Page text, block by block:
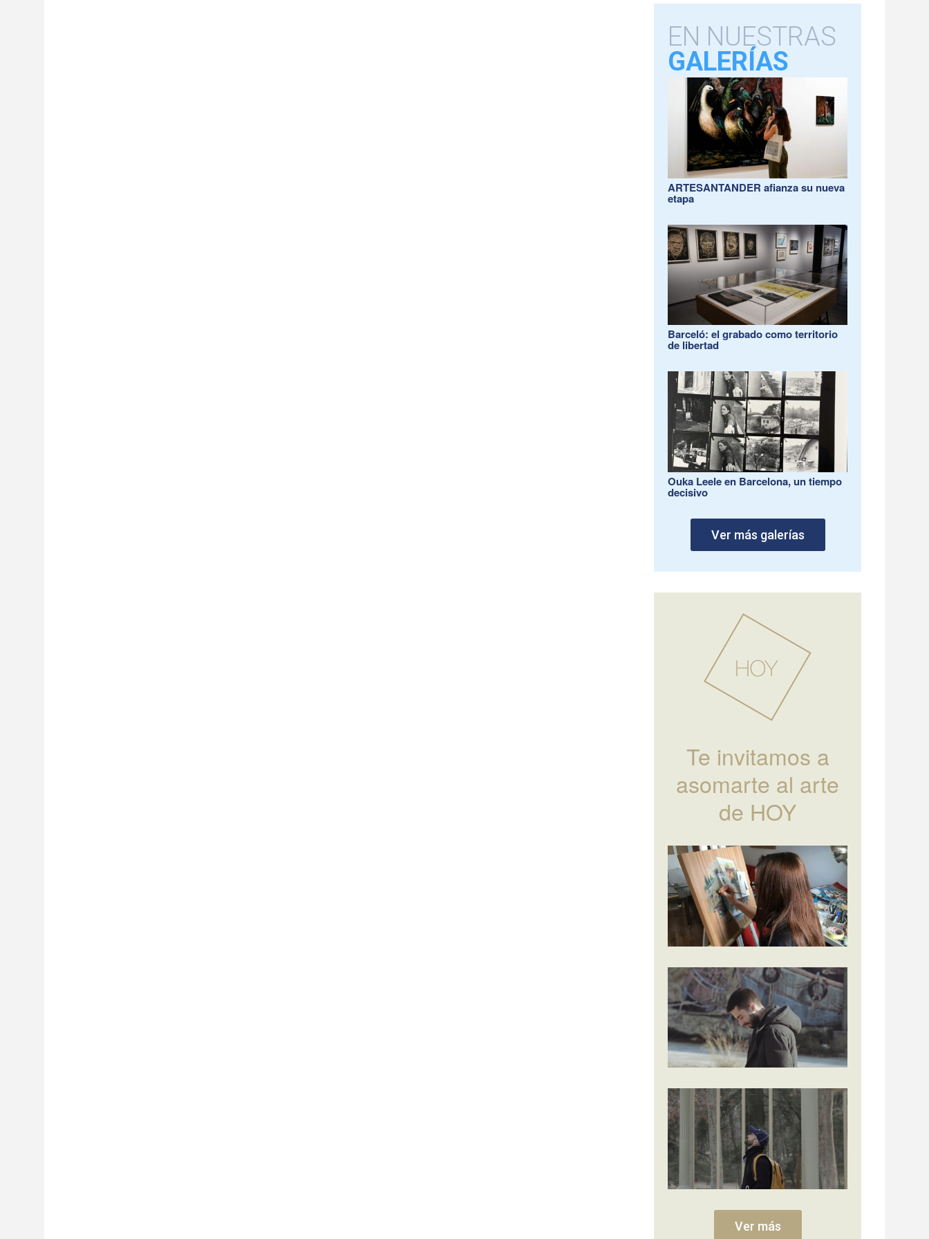
EN NUESTRAS
GALERÍAS
ARTESANTANDER afianza su nueva
etapa
Barceló: el grabado como territorio
de libertad
Ouka Leele en Barcelona, un tiempo
decisivo
Ver más galerías
Te invitamos a
asomarte al arte
de HOY
Ver más